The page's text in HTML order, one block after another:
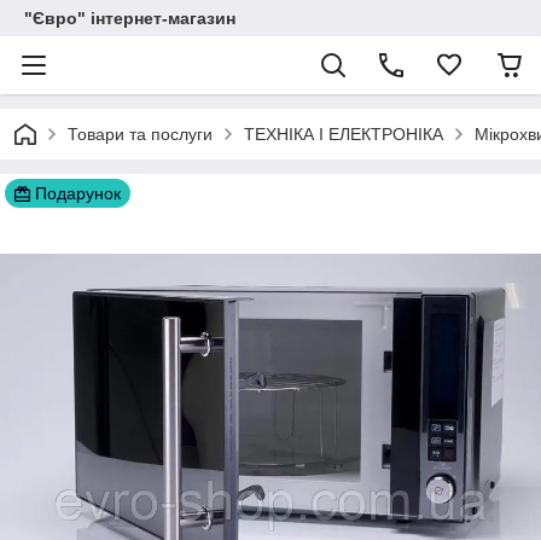
"Євро" інтернет-магазин
Товари та послуги ТЕХНІКА І ЕЛЕКТРОНІКА
Подарунок